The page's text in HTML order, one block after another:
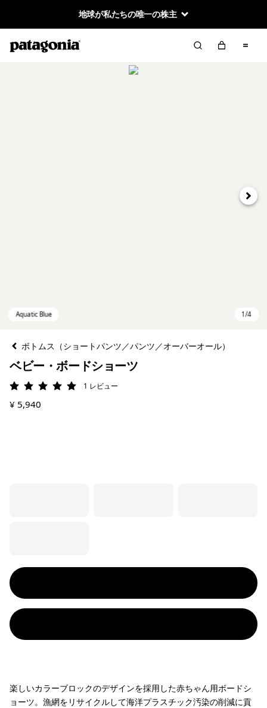
地球が私たちの唯一の株主
次へ
ボトムス（ショートパンツ／パンツ／オーバーオール）
ベビー・ボードショーツ
評価: 5 / 5 1 レビュー
¥ 5,940
楽しいカラーブロックのデザインを採用した赤ちゃん用ボードシ
ョーツ。漁網をリサイクルして海洋プラスチック汚染の削減に貢